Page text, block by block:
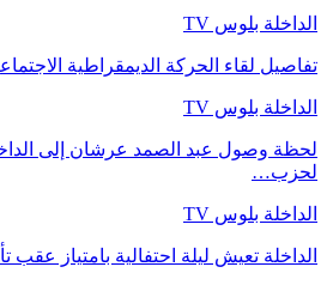
الداخلة بلوس TV
تفاصيل لقاء الحركة الديمقراطية
الداخلة بلوس TV
لحظة وصول عبد الصمد عرشان إلى
لحزب…
الداخلة بلوس TV
الداخلة تعيش ليلة احتفالية بامتياز عقب